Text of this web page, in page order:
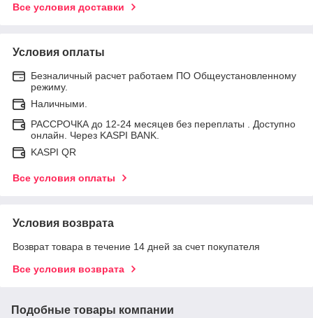
Все условия доставки
Условия оплаты
Безналичный расчет работаем ПО Общеустановленному
режиму.
Наличными.
РАССРОЧКА до 12-24 месяцев без переплаты . Доступно
онлайн. Через KASPI BANK.
KASPI QR
Все условия оплаты
Условия возврата
Возврат товара в течение 14 дней за счет покупателя
Все условия возврата
Подобные товары компании